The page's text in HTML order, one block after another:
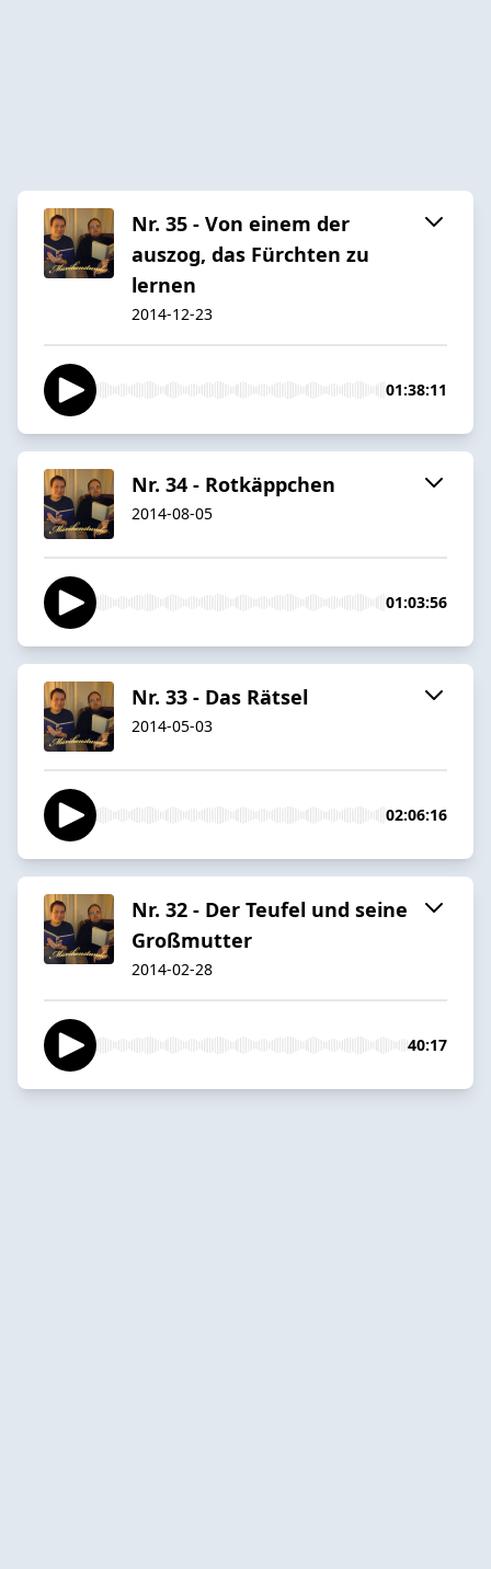
Nr. 35 - Von einem der
auszog, das Fürchten zu
lernen
2014-12-23
01:38:11
Nr. 34 - Rotkäppchen
2014-08-05
01:03:56
Nr. 33 - Das Rätsel
2014-05-03
02:06:16
Nr. 32 - Der Teufel und seine
Großmutter
2014-02-28
40:17